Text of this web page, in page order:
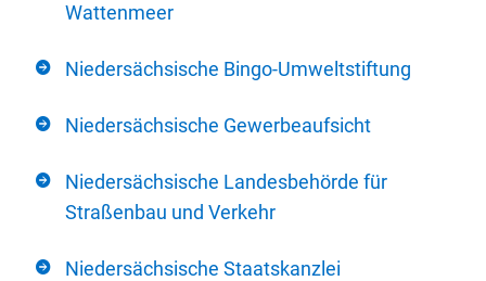
Wattenmeer
Niedersächsische Bingo-Umweltstiftung
Niedersächsische Gewerbeaufsicht
Niedersächsische Landesbehörde für
Straßenbau und Verkehr
Niedersächsische Staatskanzlei